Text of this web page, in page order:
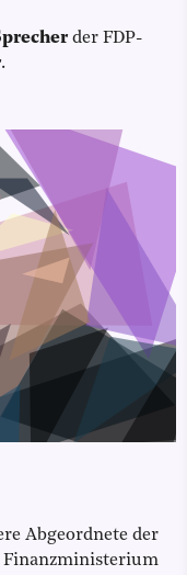
der FDP-
.
Abgeordnete der
Finanzministerium